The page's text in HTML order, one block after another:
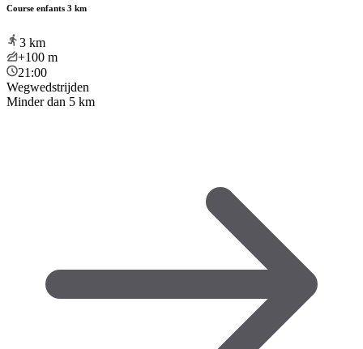
Course enfants 3 km
3 km
+100 m
21:00
Wegwedstrijden
Minder dan 5 km